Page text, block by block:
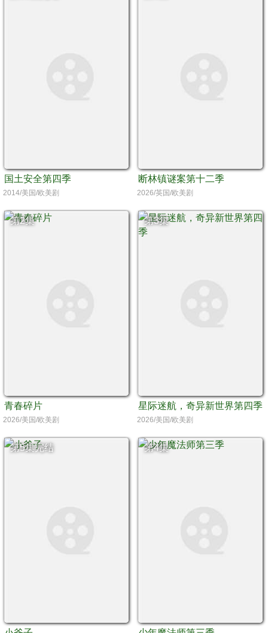
国土安全第四季
2014/美国/欧美剧
断林镇谜案第十二季
2026/英国/欧美剧
第2集
青春碎片
2026/美国/欧美剧
第3集
星际迷航，奇异新世界第四季
2026/美国/欧美剧
第5集完结 第4集